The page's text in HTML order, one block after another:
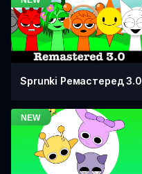
Sprunki Ремастеред 3.0